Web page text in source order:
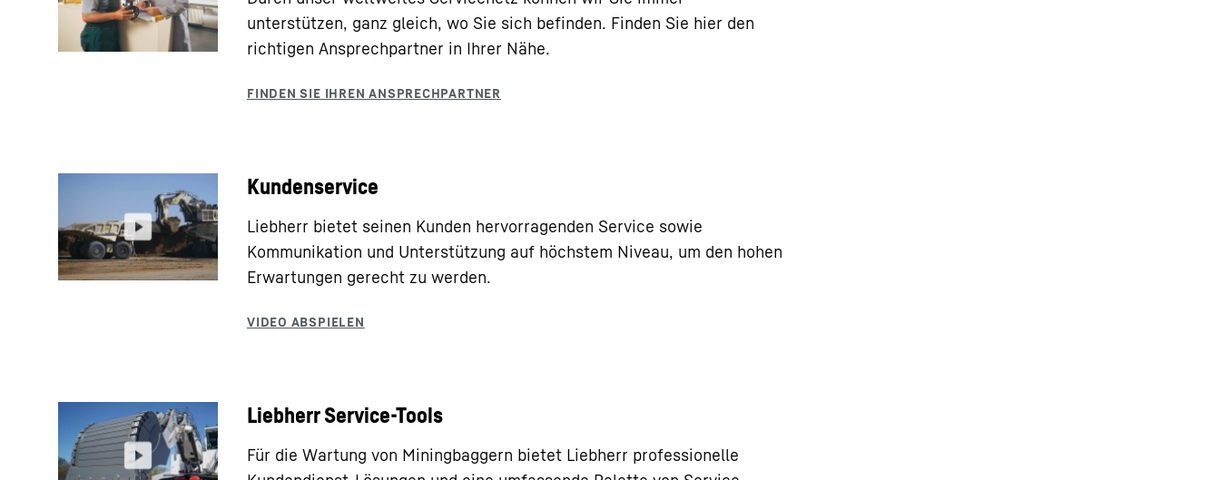
Grafische Planungs-Tools
unterstützen, ganz gleich, wo Sie sich befinden. Finden Sie hier den
richtigen Ansprechpartner in Ihrer Nähe.
Kundenservice
Liebherr bietet seinen Kunden hervorragenden Service sowie
Kommunikation und Unterstützung auf höchstem Niveau, um den hohen
Erwartungen gerecht zu werden.
Liebherr Service-Tools
Für die Wartung von Miningbaggern bietet Liebherr professionelle